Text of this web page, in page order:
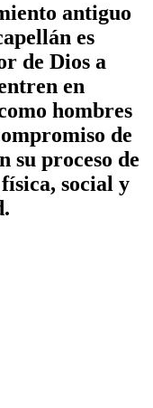
antiguo
es
de Dios a
en
hombres
de
su proceso de
social y